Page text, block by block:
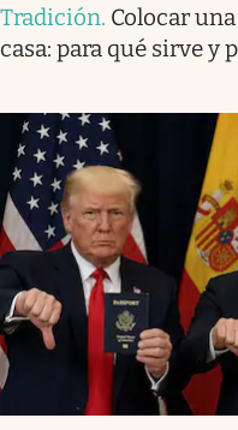
Tradición. Colocar
casa: para qué sirve y